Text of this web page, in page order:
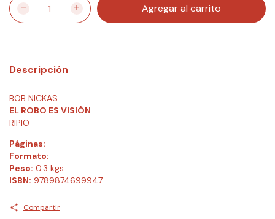
Descripción
BOB NICKAS
EL ROBO ES VISIÓN
RIPIO
Páginas:
Formato:
Peso: 0.3 kgs.
ISBN: 9789874699947
Compartir